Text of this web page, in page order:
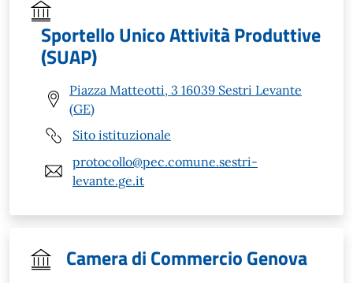
Sportello Unico Attività Produttive
(SUAP)
Piazza Matteotti, 3 16039 Sestri Levante
(GE)
Sito istituzionale
protocollo@pec.comune.sestri-
levante.ge.it
Camera di Commercio Genova